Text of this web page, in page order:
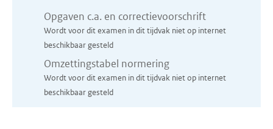
Opgaven c.a. en correctievoorschrift
Wordt voor dit examen in dit tijdvak niet op internet
beschikbaar gesteld
Omzettingstabel normering
Wordt voor dit examen in dit tijdvak niet op internet
beschikbaar gesteld